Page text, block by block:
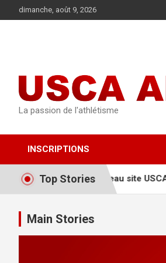
au
dimanche, août 9, 2026
La passion de l'athlétisme
INSCRIPTIONS
Top StoriesNouveau site USCA
Main Stories